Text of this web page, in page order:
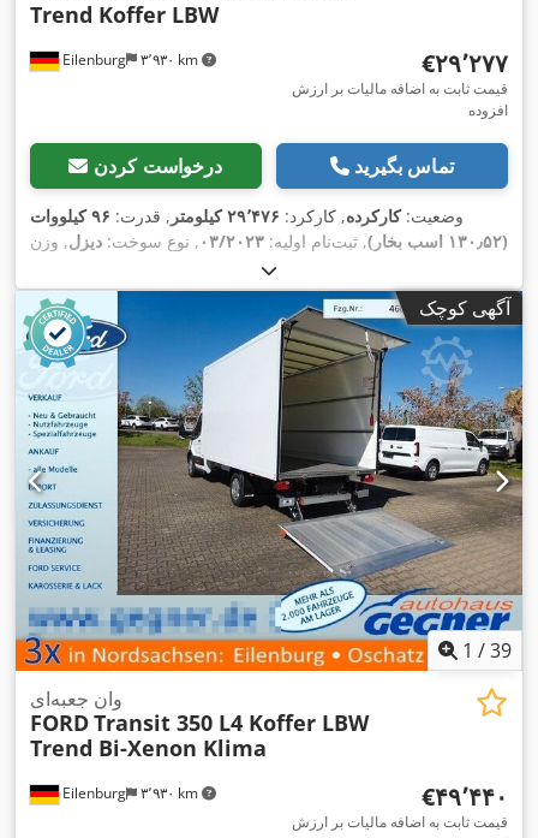
Eilenburg ۳٬۹۳۰ km
Trend Koffer LBW
‎€۲۹٬۲۷۷
قیمت ثابت به اضافه مالیات بر ارزش
افزوده
درخواست کردن تماس بگیرید
وضعیت:کارکرده, کارکرد: ۲۹٬۴۷۶ کیلومتر , قدرت:
۹۶ کیلووات
(۱۳۰٫۵۲ اسب بخار)
, ثبت‌نام اولیه: ۰۳/۲۰۲۳ , نوع سوخت: دیزل, وزن
سفید
انتشار:یورو ۶ , تعداد صندلی‌ها:۳, طول فضای بارگیری:۴٬۱۳۴
میلی‌متر, عرض فضای بارگیری:
, ارتفاع فضای
بارگیری: ۲٬۱۶۰ میلی‌متر , سال ساخت: , تجهیزات:اِی‌بی‌اِس‎,
بالابر عقب, برنامه پایداری الکترونیکی (ESP), تهویه مطبوع, فیلتر
دوده, قفل مرکزی,
آگهی کوچک
1 /39
Eilenburg ۳٬۹۳۰ km
وان جعبه‌ای
FORDTransit 350 L4 Koffer LBW
Trend Bi-Xenon Klima
‎€۴۹٬۴۴۰
قیمت ثابت به اضافه مالیات بر ارزش